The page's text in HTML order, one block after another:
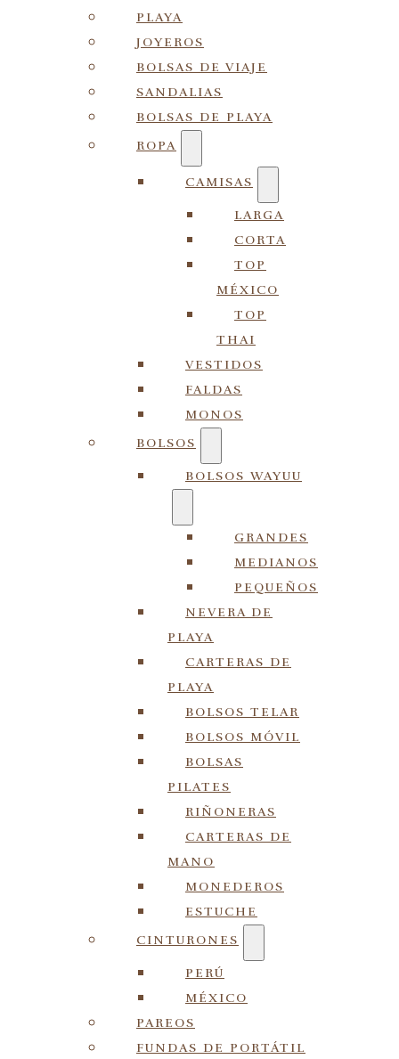
PLAYA
JOYEROS
BOLSAS DE VIAJE
SANDALIAS
BOLSAS DE PLAYA
ROPA
CAMISAS
LARGA
CORTA
TOP
MÉXICO
TOP
THAI
VESTIDOS
FALDAS
MONOS
BOLSOS
BOLSOS WAYUU
GRANDES
MEDIANOS
PEQUEÑOS
NEVERA DE
PLAYA
CARTERAS DE
PLAYA
BOLSOS TELAR
BOLSOS MÓVIL
BOLSAS
PILATES
RIÑONERAS
CARTERAS DE
MANO
MONEDEROS
ESTUCHE
CINTURONES
PERÚ
MÉXICO
PAREOS
FUNDAS DE PORTÁTIL